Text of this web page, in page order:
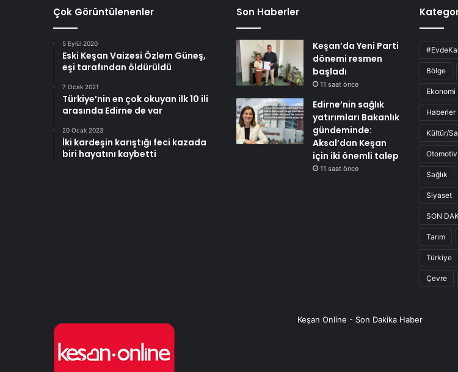
Çok Görüntülenenler
5 Eylül 2020
Eski Keşan Vaizesi Özlem Güneş,
eşi tarafından öldürüldü
7 Ocak 2021
Türkiye’nin en çok okuyan ilk 10 ili
arasında Edirne de var
20 Ocak 2023
İki kardeşin karıştığı feci kazada
biri hayatını kaybetti
Son Haberler
Keşan’da Yeni Parti
dönemi resmen
başladı
11 saat önce
Edirne’nin sağlık
yatırımları Bakanlık
gündeminde:
Aksal’dan Keşan
için iki önemli talep
11 saat önce
#EvdeKal
Bölge
Ekonomi
Haberler
Kültür/
Otomotiv
Sağlık
Siyaset
SON
Tarım
Türkiye
Çevre
Keşan Online - Son Dakika Haber